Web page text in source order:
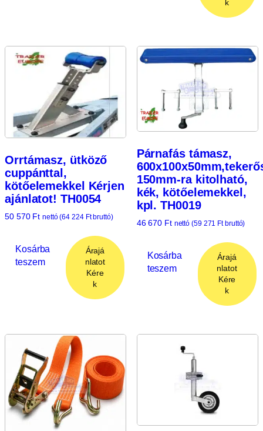
k
Orrtámasz, ütköző
cuppánttal,
kötőelemekkel Kérjen
ajánlatot! TH0054
50 570 Ft nettó (64 224 Ftbruttó)
Kosárba
teszem
Árajá
nlatot
Kére
k
Párnafás támasz,
150mm-ra kitolható,
kék, kötőelemekkel,
kpl. TH0019
46 670 Ft nettó (59 271 Ftbruttó)
Kosárba
teszem
Árajá
nlatot
Kére
k